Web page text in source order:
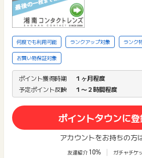
何度でも利用可能 ランクアップ対象 ランク
お買い物保証対象
ポイント獲得時期
１ヶ月程度
予定ポイント反映
１〜２時間程度
ポイントタウンに
アカウントをお持ちの方
友達紹介 10% ガチャチケ